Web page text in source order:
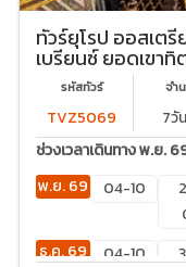
ทัวร์ยุโรป ออสเตรี
เบรียนซ์ ยอดเขา
รหัสทัวร์
TVZ5069
จำ
7วั
ช่วงเวลาเดินทาง พ.ย.
พ.ย. 69
04-10
ธ.ค. 69
04-10